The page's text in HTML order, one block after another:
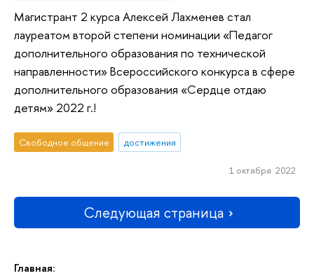
Главная:
Магистрант 2 курса Алексей Лахменев стал
лауреатом второй степени номинации «Педагог
дополнительного образования по технической
направленности» Всероссийского конкурса в сфере
дополнительного образования «Сердце отдаю
детям» 2022 г.!
Свободное общение достижения
1 октября 2022
Следующая страница